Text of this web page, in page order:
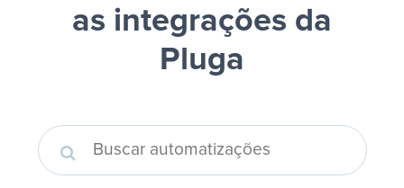
as integrações da
Pluga